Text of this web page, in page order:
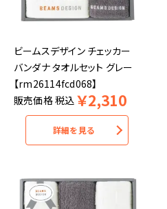
ビームスデザイン チェッカー
バンダナ タオルセット グレー
【rm26114fcd068】
販売価格税込 ￥2,310
詳細を見る